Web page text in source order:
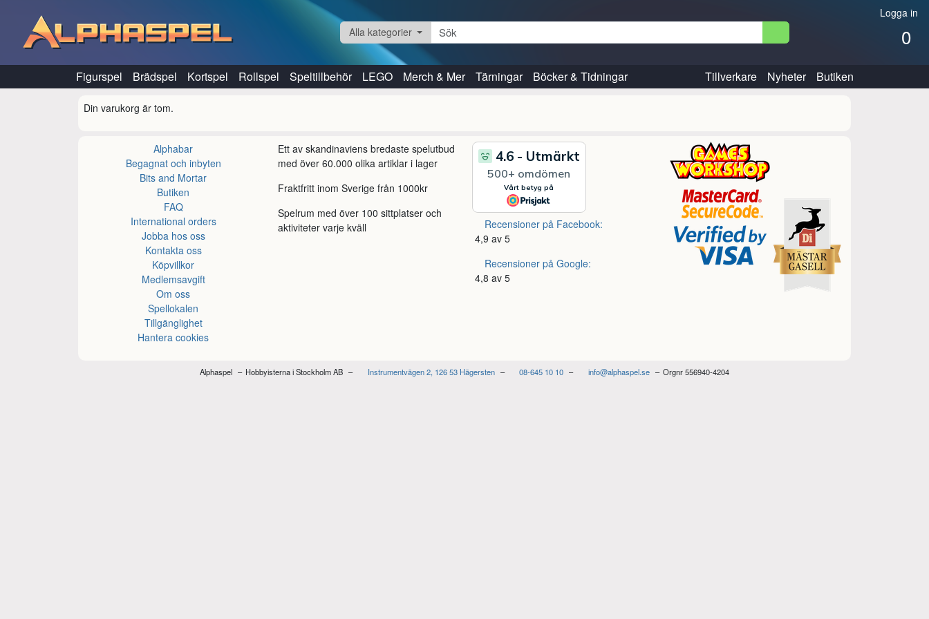
Logga in
0
Alla kategorier
Figurspel Brädspel Kortspel Rollspel Speltillbehör LEGO Merch & Mer Tärningar Böcker & Tidningar Tillverkare Nyheter Butiken
Din varukorg är tom.
Alphabar
Begagnat och inbyten
Bits and Mortar
Butiken
FAQ
International orders
Jobba hos oss
Kontakta oss
Köpvillkor
Medlemsavgift
Om oss
Spellokalen
Tillgänglighet
Hantera cookies
Ett av skandinaviens bredaste spelutbud
med över 60.000 olika artiklar i lager
Fraktfritt inom Sverige från 1000kr
Spelrum med över 100 sittplatser och
aktiviteter varje kväll
Recensioner på Facebook:
4,9 av 5
Recensioner på Google:
4,8 av 5
Alphaspel Hobbyisterna i Stockholm AB Instrumentvägen 2, 126 53 Hägersten 08-645 10 10 info@alphaspel.se Orgnr 556940-4204